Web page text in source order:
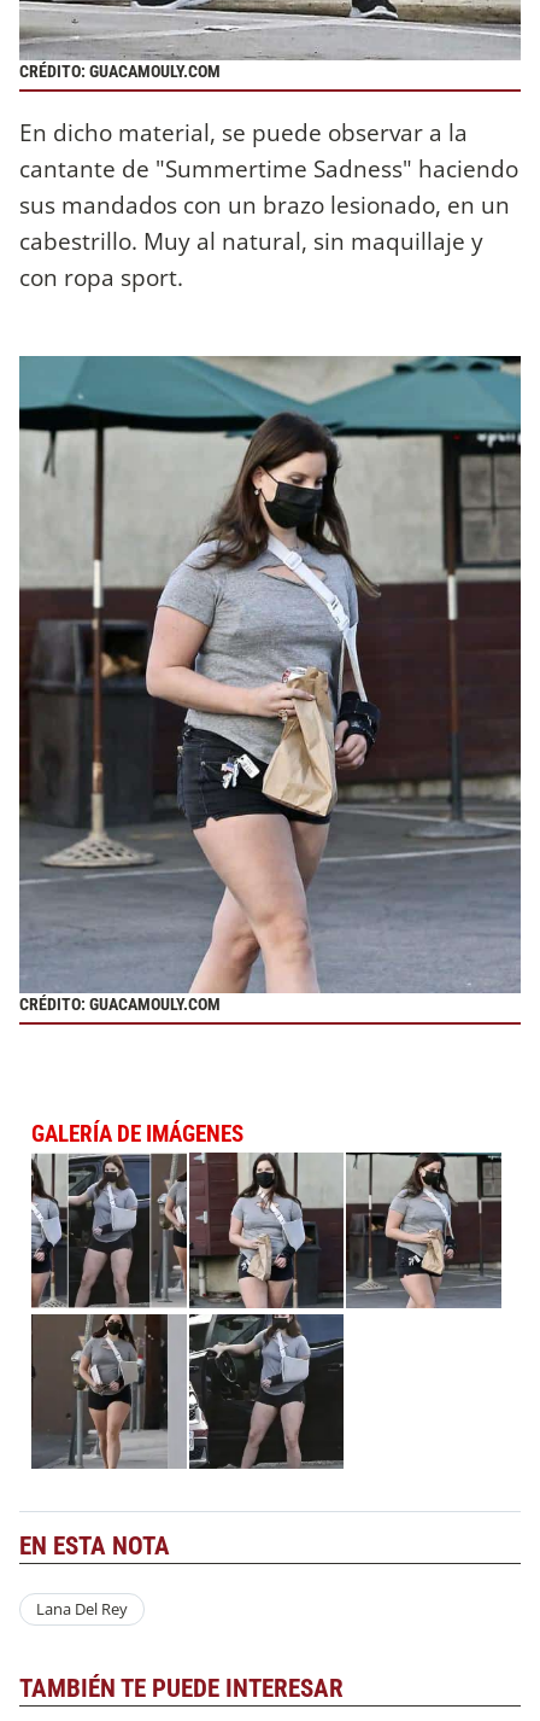
CRÉDITO: GUACAMOULY.COM
En dicho material, se puede observar a la
cantante de "Summertime Sadness" haciendo
sus mandados con un brazo lesionado, en un
cabestrillo. Muy al natural, sin maquillaje y
con ropa sport.
CRÉDITO: GUACAMOULY.COM
GALERÍA DE IMÁGENES
EN ESTA NOTA
Lana Del Rey
TAMBIÉN TE PUEDE INTERESAR